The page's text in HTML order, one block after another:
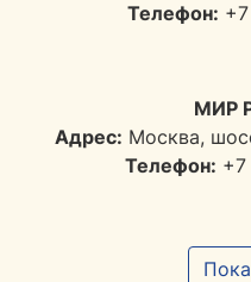
Телефон:
МИР
Адрес: Москва,
Телефон: